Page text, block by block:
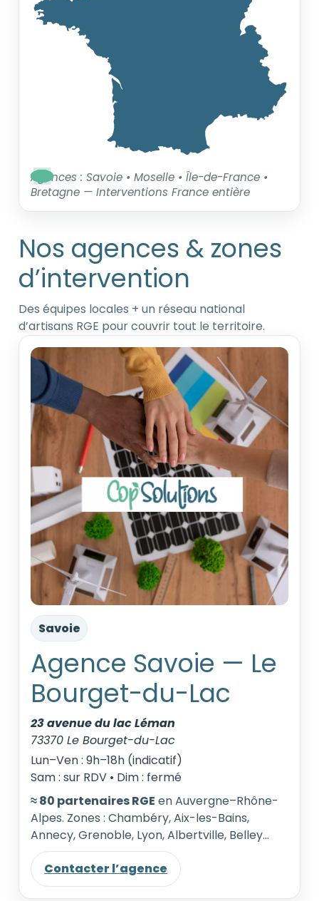
Agences : Savoie • Moselle • Île-de-France •
Bretagne — Interventions France entière
Nos agences & zones
d’intervention
Des équipes locales + un réseau national
d’artisans RGE pour couvrir tout le territoire.
Savoie
Agence Savoie — Le
Bourget-du-Lac
23 avenue du lac Léman
73370 Le Bourget-du-Lac
Lun–Ven : 9h–18h (indicatif)
Sam : sur RDV • Dim : fermé
≈ 80 partenaires RGE en Auvergne–Rhône-
Alpes. Zones : Chambéry, Aix-les-Bains,
Annecy, Grenoble, Lyon, Albertville, Belley…
Contacter l’agence